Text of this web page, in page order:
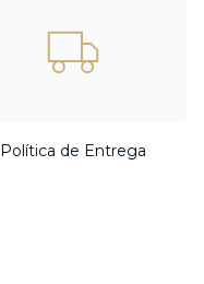
Política de Entrega